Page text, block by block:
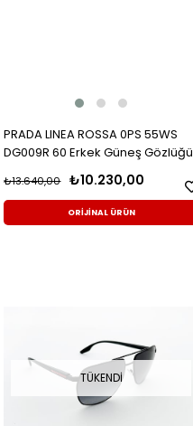
PRADA LINEA ROSSA 0PS 55WS
DG009R 60 Erkek Güneş Gözlüğü
₺10.230,00
₺13.640,00
ORİJİNAL ÜRÜN
TÜKENDI